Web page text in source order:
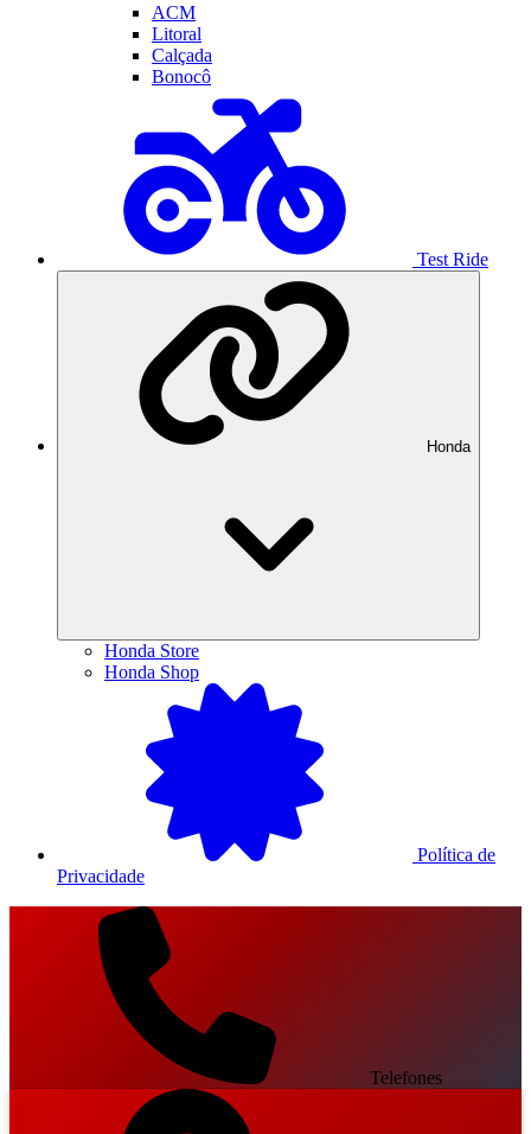
ACM
Litoral
Calçada
Bonocô
Test Ride
Honda
Honda Store
Honda Shop
Política de
Privacidade
Telefones